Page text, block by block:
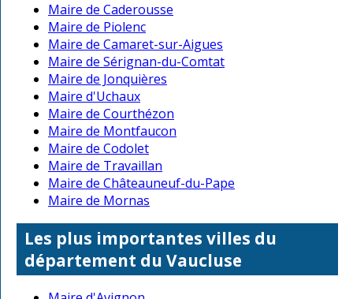
Maire de Caderousse
Maire de Piolenc
Maire de Camaret-sur-Aigues
Maire de Sérignan-du-Comtat
Maire de Jonquières
Maire d'Uchaux
Maire de Courthézon
Maire de Montfaucon
Maire de Codolet
Maire de Travaillan
Maire de Châteauneuf-du-Pape
Maire de Mornas
Les plus importantes villes du
département du Vaucluse